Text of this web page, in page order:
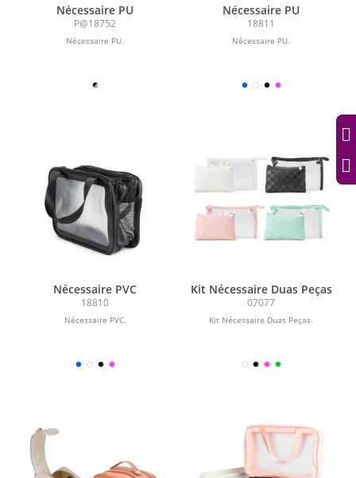
Nécessaire PU
P@18752
Nécessaire PU.
Nécessaire PU
18811
Nécessaire PU.
Nécessaire PVC
18810
Nécessaire PVC.
Kit Nécessaire Duas Peças
07077
Kit Nécessaire Duas Peças.